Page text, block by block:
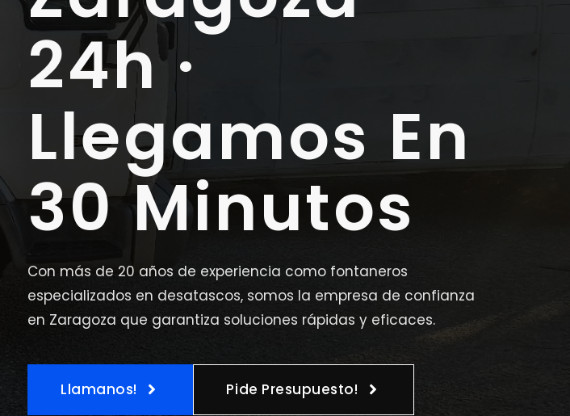
24h ·
Llegamos En
30 Minutos
Con más de 20 años de experiencia como fontaneros
especializados en desatascos, somos la empresa de confianza
en Zaragoza que garantiza soluciones rápidas y eficaces.
Llamanos! Pide Presupuesto!